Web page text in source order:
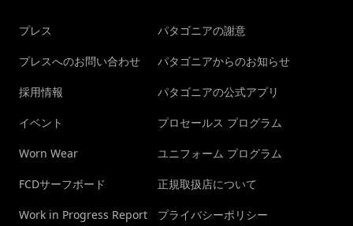
プレス
プレスへのお問い合わせ
採用情報
イベント
Worn Wear
FCDサーフボード
Work in Progress Report
パタゴニアの謝意
パタゴニアからのお知らせ
パタゴニアの公式アプリ
プロセールス プログラム
ユニフォーム プログラム
正規取扱店について
プライバシーポリシー